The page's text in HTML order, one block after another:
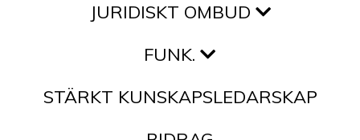
JURIDISKT OMBUD
FUNK.
STÄRKT KUNSKAPSLEDARSKAP